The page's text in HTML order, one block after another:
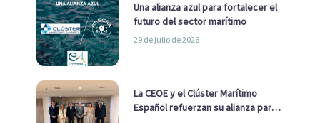
Una alianza azul para fortalecer el
futuro del sector marítimo
29 de julio de 2026
La CEOE y el Clúster Marítimo
Español refuerzan su alianza para